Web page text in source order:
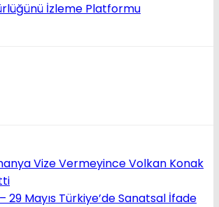
İzleme Platformu
Vize Vermeyince Volkan Konak
29 Mayıs Türkiye’de Sanatsal İfade